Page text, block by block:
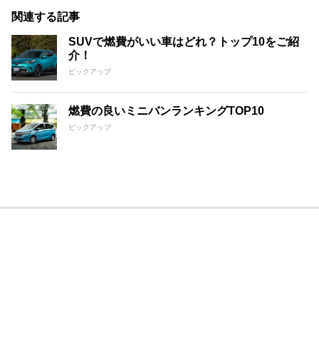
関連する記事
SUVで燃費がいい車はどれ？トップ10をご紹
介！
ピックアップ
燃費の良いミニバンランキングTOP10
ピックアップ